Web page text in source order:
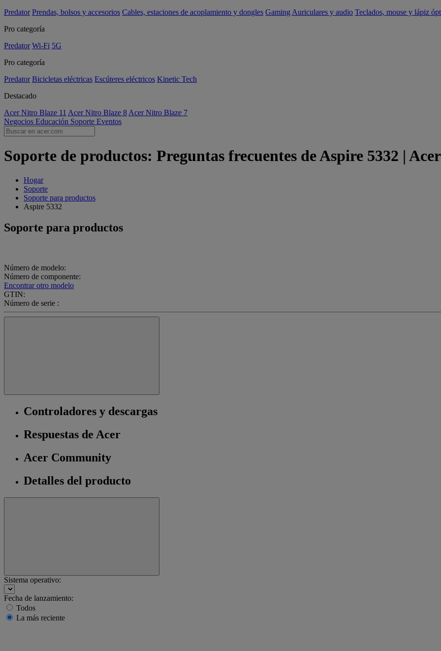
Predator Prendas, bolsos y accesorios Cables, estaciones de acoplamiento y dongles Gaming Auriculares y audio Teclados, mouse y lápiz
Pro categoría
Predator Wi-Fi 5G
Pro categoría
Predator Bicicletas eléctricas Escúteres eléctricos Kinetic Tech
Destacado
Acer Nitro Blaze 11 Acer Nitro Blaze 8 Acer Nitro Blaze 7
Negocios Educación Soporte Eventos
Soporte de productos: Preguntas frecuentes de Aspire 5332 |
Hogar
Soporte
Soporte para productos
Aspire 5332
Soporte para productos
Número de modelo:
Número de componente:
Encontrar otro modelo
GTIN:
Número de serie :
Controladores y descargas
Respuestas de Acer
Acer Community
Detalles del producto
Sistema operativo:
Fecha de lanzamiento:
Todos
La más reciente